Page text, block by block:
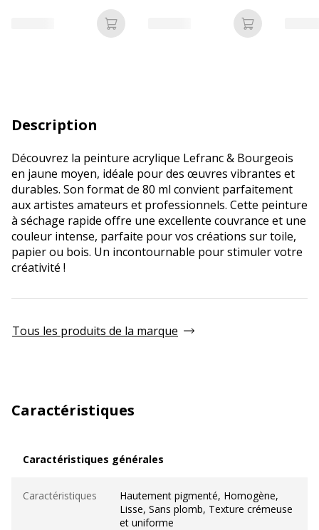
Ajouter au panier Ajouter au
Description
Découvrez la peinture acrylique Lefranc & Bourgeois
en jaune moyen, idéale pour des œuvres vibrantes et
durables. Son format de 80 ml convient parfaitement
aux artistes amateurs et professionnels. Cette peinture
à séchage rapide offre une excellente couvrance et une
couleur intense, parfaite pour vos créations sur toile,
papier ou bois. Un incontournable pour stimuler votre
créativité !
Tous les produits de la marque
Caractéristiques
Caractéristiques générales
Caractéristiques
Hautement pigmenté, Homogène,
Lisse, Sans plomb, Texture crémeuse
et uniforme